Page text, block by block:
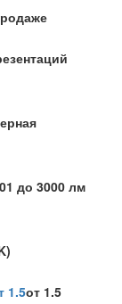
до 3000 лм
1.5от 1.5